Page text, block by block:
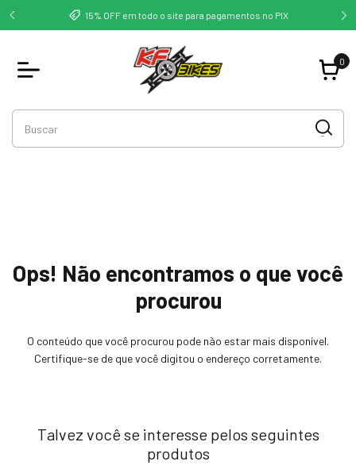
- 15% OFF em todo o site para pagamentos no PIX
0
Ops! Não encontramos o que você
procurou
O conteúdo que você procurou pode não estar mais disponível.
Certifique-se de que você digitou o endereço corretamente.
Talvez você se interesse pelos seguintes
produtos